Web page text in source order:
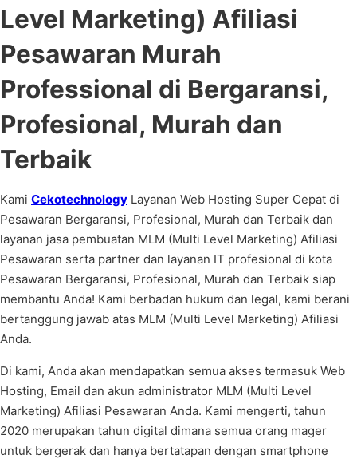
Level Marketing) Afiliasi
Pesawaran Murah
Professional di Bergaransi,
Profesional, Murah dan
Terbaik
Kami Cekotechnology Layanan Web Hosting Super Cepat di
Pesawaran Bergaransi, Profesional, Murah dan Terbaik dan
layanan jasa pembuatan MLM (Multi Level Marketing) Afiliasi
Pesawaran serta partner dan layanan IT profesional di kota
Pesawaran Bergaransi, Profesional, Murah dan Terbaik siap
membantu Anda! Kami berbadan hukum dan legal, kami berani
bertanggung jawab atas MLM (Multi Level Marketing) Afiliasi
Anda.
Di kami, Anda akan mendapatkan semua akses termasuk Web
Hosting, Email dan akun administrator MLM (Multi Level
Marketing) Afiliasi Pesawaran Anda. Kami mengerti, tahun
2020 merupakan tahun digital dimana semua orang mager
untuk bergerak dan hanya bertatapan dengan smartphone